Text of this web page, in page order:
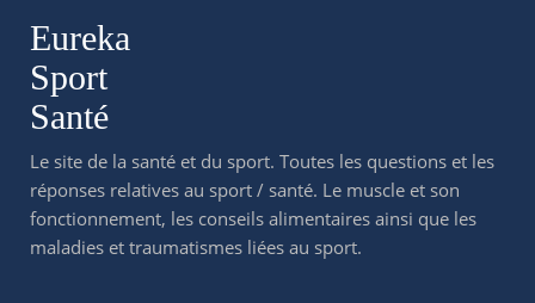
Eureka
Sport
Santé
Le site de la santé et du sport. Toutes les questions et les
réponses relatives au sport / santé. Le muscle et son
fonctionnement, les conseils alimentaires ainsi que les
maladies et traumatismes liées au sport.